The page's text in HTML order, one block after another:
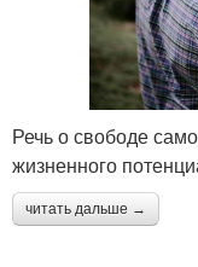
Речь о свободе
жизненного
читать дальше →